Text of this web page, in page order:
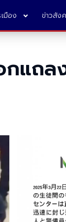
มือง ข่าวสัง
แถ